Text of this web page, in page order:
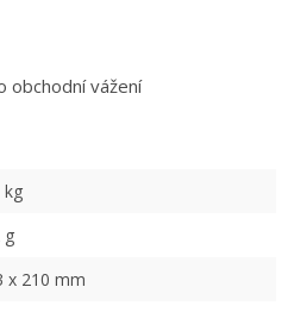
obchodní vážení
kg
g
x 210 mm